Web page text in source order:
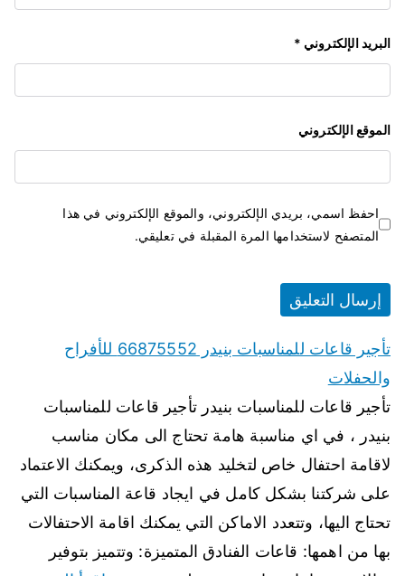
البريد الإلكتروني *
الموقع الإلكتروني
احفظ اسمي، بريدي الإلكتروني، والموقع الإلكتروني في هذا
المتصفح لاستخدامها المرة المقبلة في تعليقي.
تأجير قاعات للمناسبات بنيدر 66875552 للأفراح
والحفلات
تأجير قاعات للمناسبات بنيدر تأجير قاعات للمناسبات
بنيدر ، في اي مناسبة هامة تحتاج الى مكان مناسب
لاقامة احتفال خاص لتخليد هذه الذكرى، ويمكنك الاعتماد
على شركتنا بشكل كامل في ايجاد قاعة المناسبات التي
تحتاج اليها، وتتعدد الاماكن التي يمكنك اقامة الاحتفالات
بها من اهمها: قاعات الفنادق المتميزة: وتتميز بتوفير